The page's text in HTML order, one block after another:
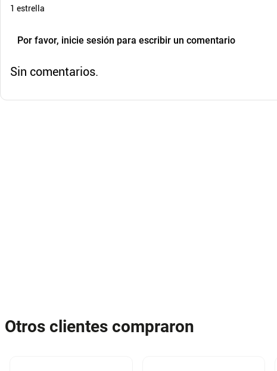
1 estrella
Por favor, inicie sesión para escribir un comentario
Sin comentarios.
Otros clientes compraron